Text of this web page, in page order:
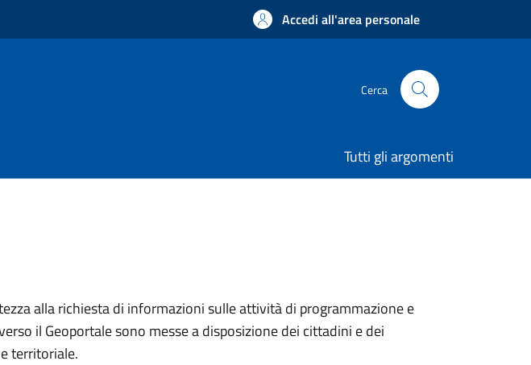
Accedi all'area personale
Cerca
Tutti gli argomenti
alla richiesta di informazioni sulle attività di programmazione e
il Geoportale sono messe a disposizione dei cittadini e dei
territoriale.